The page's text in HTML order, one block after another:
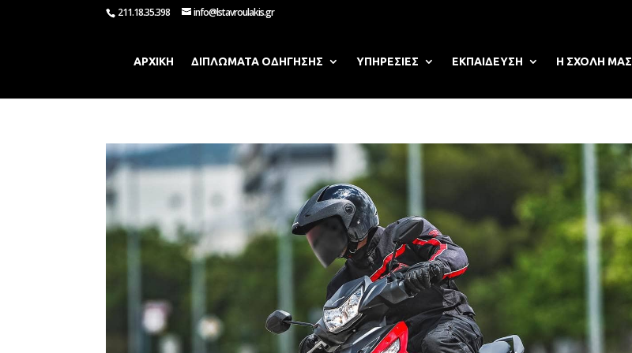
211.18.35.398 info@lstavroulakis.gr
ΑΡΧΙΚΗ ΔΙΠΛΩΜΑΤΑ ΟΔΗΓΗΣΗΣ ΥΠΗΡΕΣΙΕΣ ΕΚΠΑΙΔΕΥΣΗ Η ΣΧΟΛΗ ΜΑΣ